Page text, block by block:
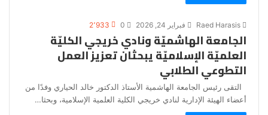
فبراير 24, 2026 2٬933
الجامعة الهاشميّة ونادي خريجي الكليّة
العلميّة الإسلاميّة يبحثان تعزيز العمل
التطوعي الطلابي
التقى رئيس الجامعة الهاشمية الأستاذ الدكتور خالد الحياري وفدًا من
أعضاء الهيئة الإدارية لنادي خريجي الكلية العلمية الإسلامية، وبحثا…